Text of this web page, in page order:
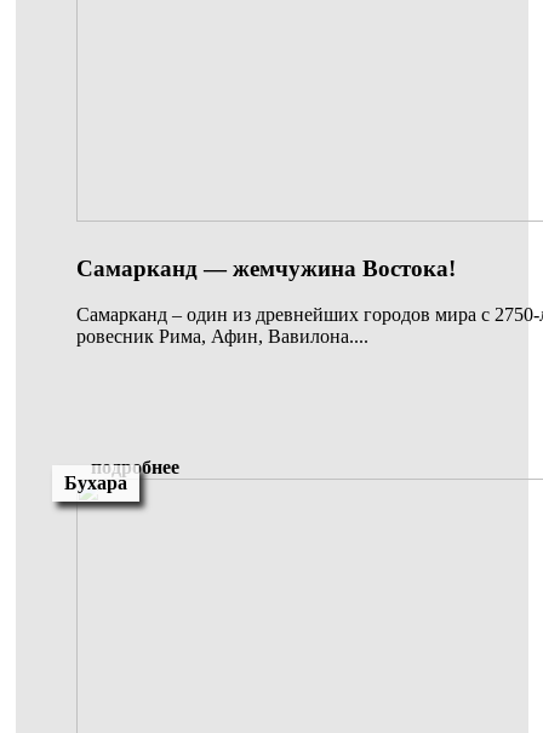
Самарканд — жемчужина Востока!
Самарканд – один из древнейших городов мира с 2750-
ровесник Рима, Афин, Вавилона....
подробнее
Бухара